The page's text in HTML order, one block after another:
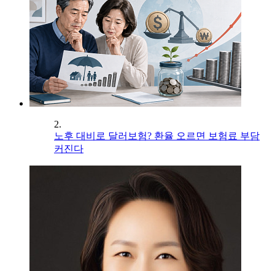
2.
노후 대비로 달러보험? 환율 오르면 보험료 부담
커진다